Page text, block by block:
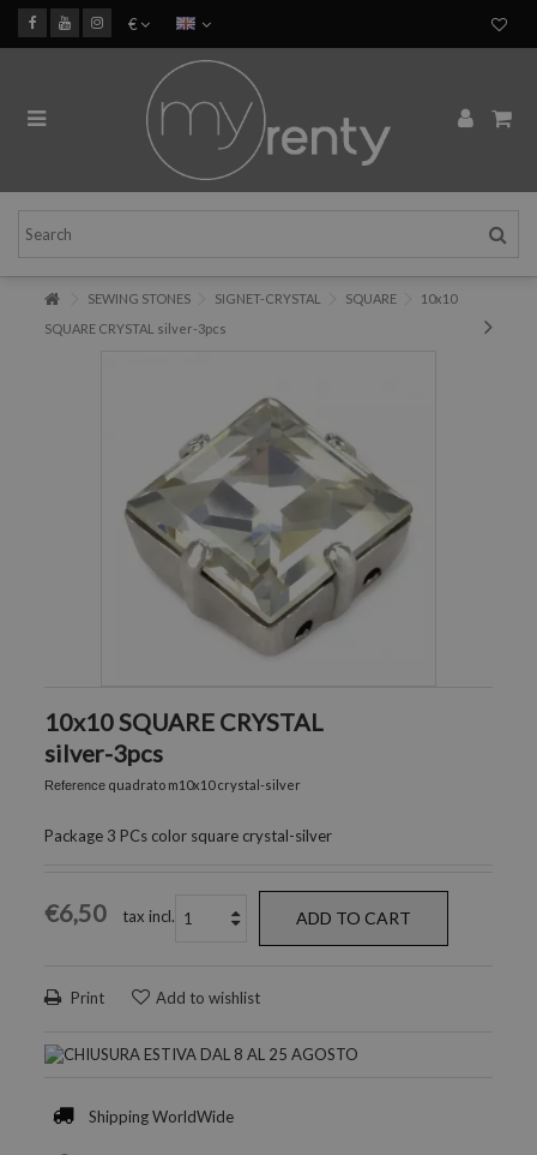
€
SEWING STONES SIGNET-CRYSTAL SQUARE
10x10
SQUARE CRYSTAL silver-3pcs
10x10 SQUARE CRYSTAL
silver-3pcs
Reference quadrato m10x10 crystal-silver
Package 3 PCs color square crystal-silver
€6,50 tax incl. ADD TO CART
Print Add to wishlist
Shipping WorldWide